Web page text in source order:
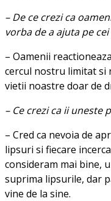
– De ce crezi ca
vorba de a ajuta pe
– Oamenii
cercul nostru limitat si
vietii noastre doar de
– Ce crezi ca ii uneste
– Cred ca nevoia de
lipsuri si fiecare
consideram mai bine,
suprima lipsurile, dar
vine de la sine.